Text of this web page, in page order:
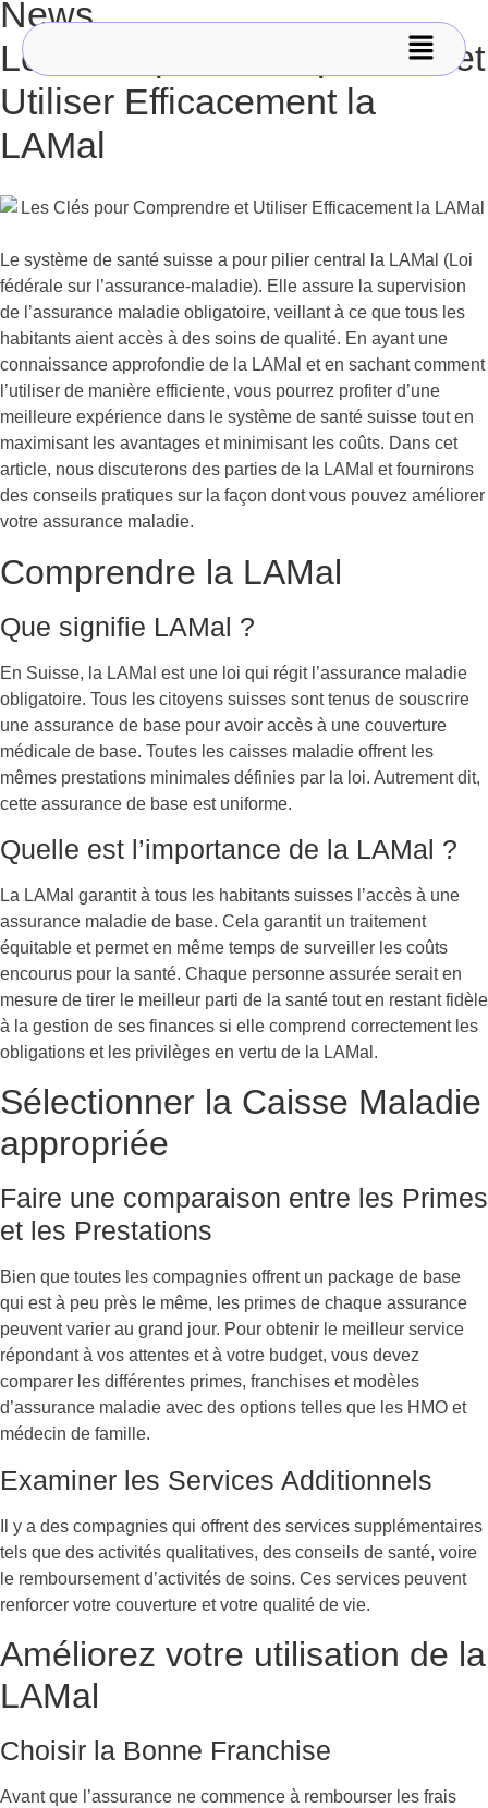
News
Les Clés pour Comprendre et
Utiliser Efficacement la
LAMal
Le système de santé suisse a pour pilier central la LAMal (Loi
fédérale sur l’assurance-maladie). Elle assure la supervision
de l’assurance maladie obligatoire, veillant à ce que tous les
habitants aient accès à des soins de qualité. En ayant une
connaissance approfondie de la LAMal et en sachant comment
l’utiliser de manière efficiente, vous pourrez profiter d’une
meilleure expérience dans le système de santé suisse tout en
maximisant les avantages et minimisant les coûts. Dans cet
article, nous discuterons des parties de la LAMal et fournirons
des conseils pratiques sur la façon dont vous pouvez améliorer
votre assurance maladie.
Comprendre la LAMal
Que signifie LAMal ?
En Suisse, la LAMal est une loi qui régit l’assurance maladie
obligatoire. Tous les citoyens suisses sont tenus de souscrire
une assurance de base pour avoir accès à une couverture
médicale de base. Toutes les caisses maladie offrent les
mêmes prestations minimales définies par la loi. Autrement dit,
cette assurance de base est uniforme.
Quelle est l’importance de la LAMal ?
La LAMal garantit à tous les habitants suisses l’accès à une
assurance maladie de base. Cela garantit un traitement
équitable et permet en même temps de surveiller les coûts
encourus pour la santé. Chaque personne assurée serait en
mesure de tirer le meilleur parti de la santé tout en restant fidèle
à la gestion de ses finances si elle comprend correctement les
obligations et les privilèges en vertu de la LAMal.
Sélectionner la Caisse Maladie
appropriée
Faire une comparaison entre les Primes
et les Prestations
Bien que toutes les compagnies offrent un package de base
qui est à peu près le même, les primes de chaque assurance
peuvent varier au grand jour. Pour obtenir le meilleur service
répondant à vos attentes et à votre budget, vous devez
comparer les différentes primes, franchises et modèles
d’assurance maladie avec des options telles que les HMO et
médecin de famille.
Examiner les Services Additionnels
Il y a des compagnies qui offrent des services supplémentaires
tels que des activités qualitatives, des conseils de santé, voire
le remboursement d’activités de soins. Ces services peuvent
renforcer votre couverture et votre qualité de vie.
Améliorez votre utilisation de la
LAMal
Choisir la Bonne Franchise
Avant que l’assurance ne commence à rembourser les frais